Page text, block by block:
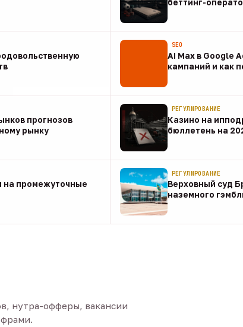
беттинг-
07 авг
SEO
AI Max в Google
кампаний и как
07 авг
прогнозов
рынку
РЕГУЛИРОВАНИЕ
Казино на
бюллетень на
07 авг
на промежуточные
РЕГУЛИРОВАНИЕ
Верховный суд
наземного
07 авг
нутра-офферы, вакансии